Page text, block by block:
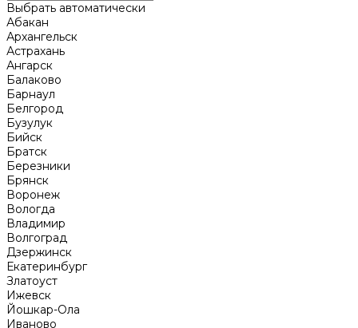
Выбрать автоматически
Абакан
Архангельск
Астрахань
Ангарск
Балаково
Барнаул
Белгород
Бузулук
Бийск
Братск
Березники
Брянск
Воронеж
Вологда
Владимир
Волгоград
Дзержинск
Екатеринбург
Златоуст
Ижевск
Йошкар-Ола
Иваново